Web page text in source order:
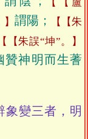
謂陽；
【朱
【朱誤“坤”。】
贊神明而生蓍
變三者，明